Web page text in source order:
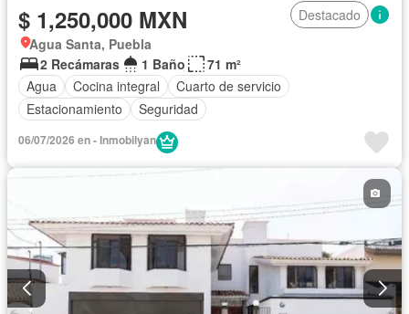
$ 1,250,000 MXN
Destacado
Agua Santa, Puebla
2 Recámaras
1 Baño
71 m²
Agua
Cocina integral
Cuarto de servicio
Estacionamiento
Seguridad
06/07/2026 en - Inmobilyan